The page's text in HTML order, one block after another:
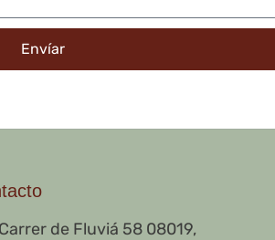
Envíar
Carrer de Fluviá 58 08019,